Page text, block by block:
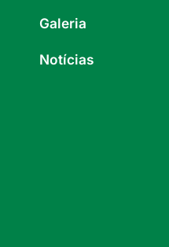
Galeria
Notícias